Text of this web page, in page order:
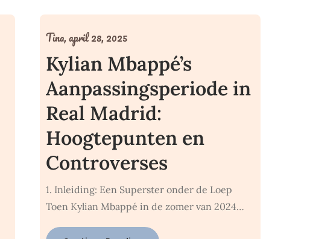
Kylian Mbappé’s
Aanpassingsperiode in
Real Madrid:
Hoogtepunten en
Controverses
Tina,april 28, 2025
1. Inleiding: Een Superster onder de Loep
Toen Kylian Mbappé in de zomer van 2024…